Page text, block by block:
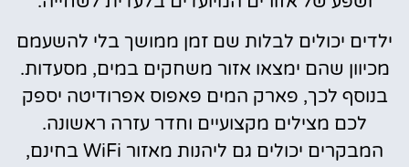
ילדים יכולים לבלות שם זמן ממושך בלי להשעמם
מכיוון שהם ימצאו אזור משחקים במים, מסעדות.
בנוסף לכך, פארק המים פאפוס אפרודיטה יספק
לכם מצילים מקצועיים וחדר עזרה ראשונה.
המבקרים יכולים גם ליהנות מאזור WiFi בחינם,